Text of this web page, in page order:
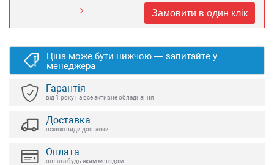
Замовити в один клік
Ціна може бути нижчою — запитайте у
менеджера
Гарантія
від 1 року на все активне обладнання
Доставка
всілякі види доставки
Оплата
оплата будь-яким методом